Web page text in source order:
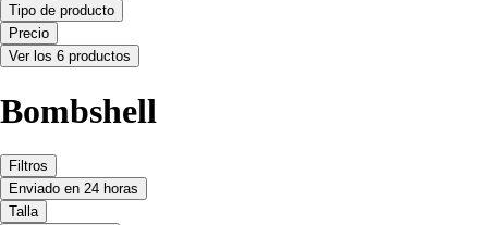
Tipo de producto
Precio
Ver los 6 productos
Bombshell
Filtros
Enviado en 24 horas
Talla